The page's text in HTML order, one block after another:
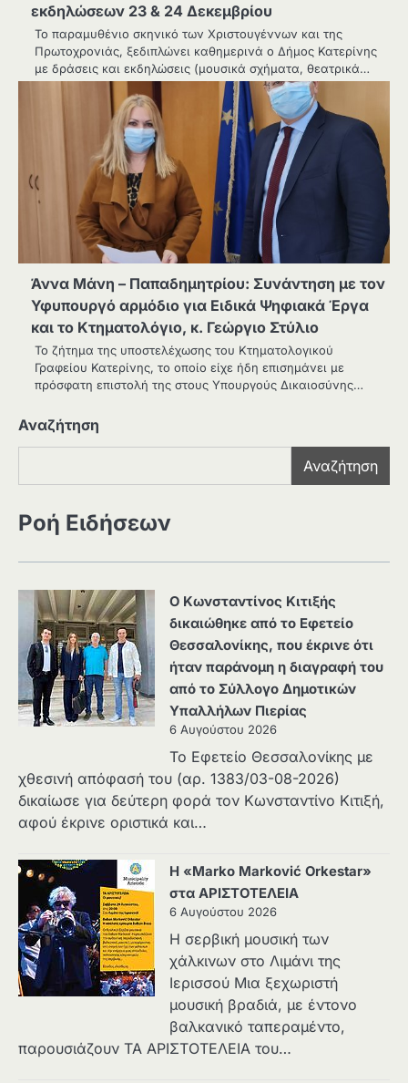
εκδηλώσεων 23 & 24 Δεκεμβρίου
Το παραμυθένιο σκηνικό των Χριστουγέννων και της
Πρωτοχρονιάς, ξεδιπλώνει καθημερινά ο Δήμος Κατερίνης
με δράσεις και εκδηλώσεις (μουσικά σχήματα, θεατρικά…
Άννα Μάνη – Παπαδημητρίου: Συνάντηση με τον
Υφυπουργό αρμόδιο για Ειδικά Ψηφιακά Έργα
και το Κτηματολόγιο, κ. Γεώργιο Στύλιο
Το ζήτημα της υποστελέχωσης του Κτηματολογικού
Γραφείου Κατερίνης, το οποίο είχε ήδη επισημάνει με
πρόσφατη επιστολή της στους Υπουργούς Δικαιοσύνης…
Αναζήτηση
Αναζήτηση
Ροή Ειδήσεων
Ο Κωνσταντίνος Κιτιξής
δικαιώθηκε από το Εφετείο
Θεσσαλονίκης, που έκρινε ότι
ήταν παράνομη η διαγραφή του
από το Σύλλογο Δημοτικών
Υπαλλήλων Πιερίας
6 Αυγούστου 2026
Το Εφετείο Θεσσαλονίκης με
χθεσινή απόφασή του (αρ. 1383/03-08-2026)
δικαίωσε για δεύτερη φορά τον Κωνσταντίνο Κιτιξή,
αφού έκρινε οριστικά και…
Η «Marko Marković Orkestar»
στα ΑΡΙΣΤΟΤΕΛΕΙΑ
6 Αυγούστου 2026
Η σερβική μουσική των
χάλκινων στο Λιμάνι της
Ιερισσού Μια ξεχωριστή
μουσική βραδιά, με έντονο
βαλκανικό ταπεραμέντο,
παρουσιάζουν ΤΑ ΑΡΙΣΤΟΤΕΛΕΙΑ του…